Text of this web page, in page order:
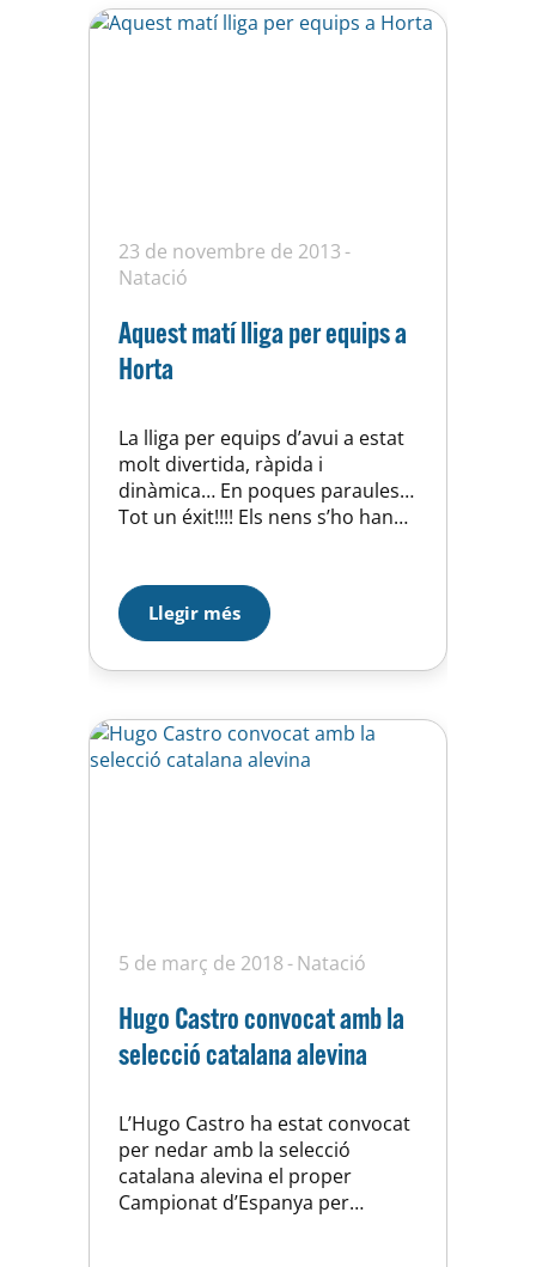
23 de novembre de 2013
Natació
Aquest matí lliga per equips a
Horta
La lliga per equips d’avui a estat
molt divertida, ràpida i
dinàmica… En poques paraules…
Tot un éxit!!!! Els nens s’ho han
nedat nenes i nens junts
barrejant les edats i els clubs ja
que també han vingut amb
nosaltres el Joan Pelegri. Aquest
Llegir més
5 de març de 2018 Natació
Hugo Castro convocat amb la
selecció catalana alevina
L’Hugo Castro ha estat convocat
per nedar amb la selecció
catalana alevina el proper
Campionat d’Espanya per